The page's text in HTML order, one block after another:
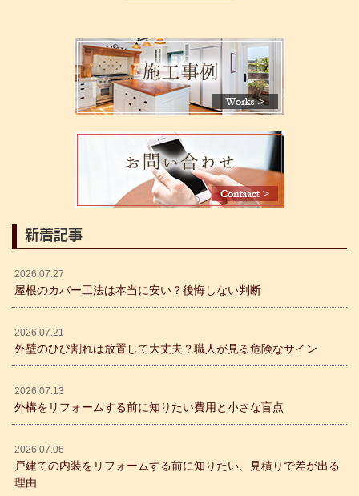
新着記事
2026.07.27
屋根のカバー工法は本当に安い？後悔しない判断
2026.07.21
外壁のひび割れは放置して大丈夫？職人が見る危険なサイン
2026.07.13
外構をリフォームする前に知りたい費用と小さな盲点
2026.07.06
戸建ての内装をリフォームする前に知りたい、見積りで差が出る
理由